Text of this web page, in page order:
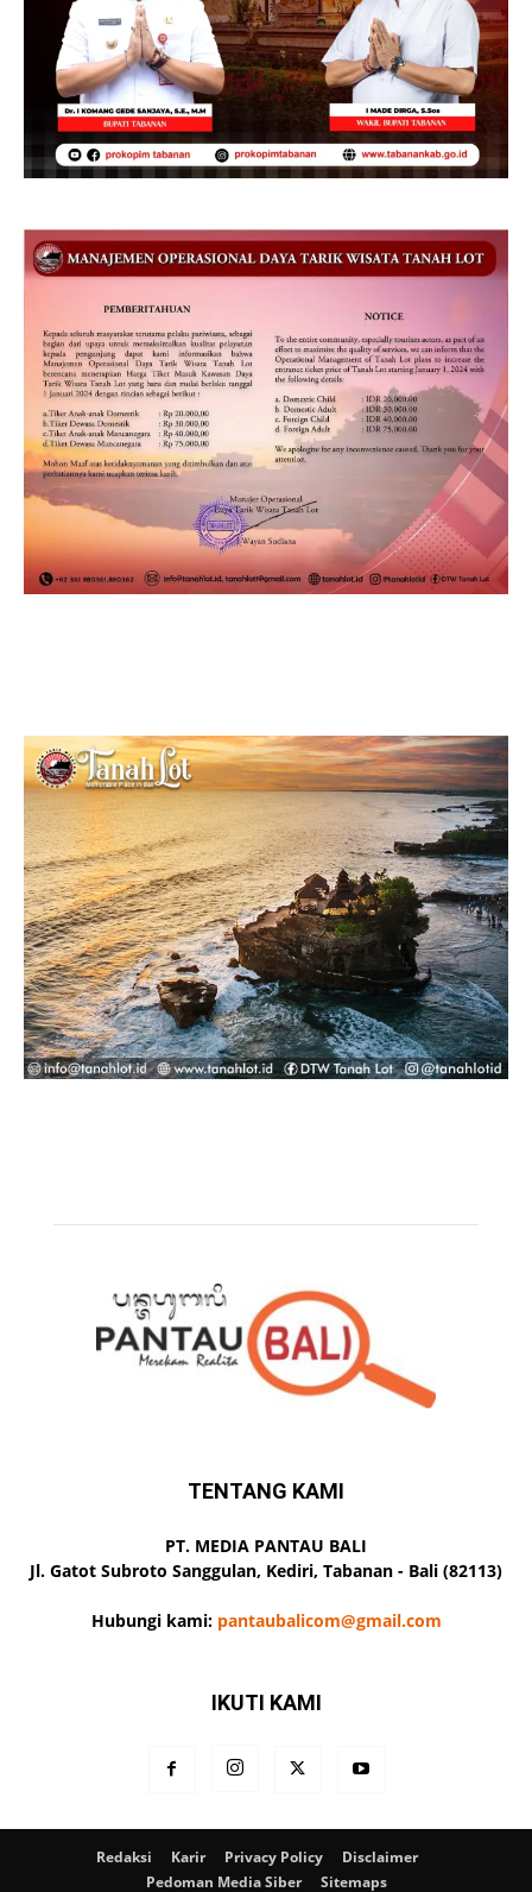
TENTANG KAMI
PT. MEDIA PANTAU BALI
Jl. Gatot Subroto Sanggulan, Kediri, Tabanan - Bali (82113)
Hubungi kami: pantaubalicom@gmail.com
IKUTI KAMI
Redaksi Karir Privacy Policy
Disclaimer
Pedoman Media Siber
Sitemaps